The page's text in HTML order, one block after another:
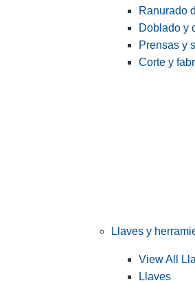
Ranurado
Doblado y
Prensas y
Corte y
Llaves y
View All
Llaves